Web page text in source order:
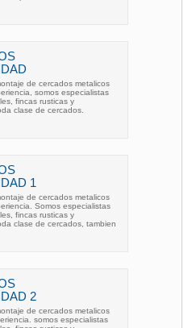
de cercados metalicos
somos especialistas
fincas rusticas y
clase de cercados.
1
de cercados metalicos
Somos especialistas
fincas rusticas y
clase de cercados, tambien
2
de cercados metalicos
somos especialistas